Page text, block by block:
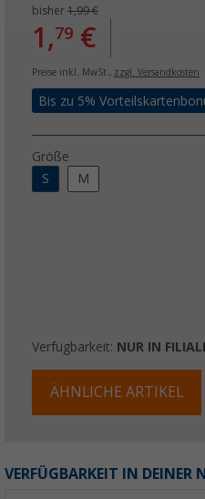
bisher 1,99 €
1,79 €
Preise inkl. MwSt., zzgl. Versandkosten
Bis zu 5%
Größe
S
M
Verfügbarkeit: NUR IN
ÄHNLICHE ARTIKEL
VERFÜGBARKEIT IN DEINER